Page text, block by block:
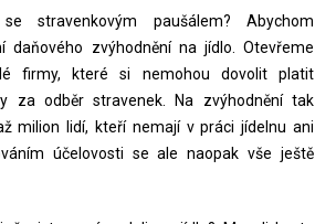
stravenkovým paušálem? Abychom
daňového zvýhodnění na jídlo. Otevřeme
firmy, které si nemohou dovolit platit
za odběr stravenek. Na zvýhodnění tak
milion lidí, kteří nemají v práci jídelnu ani
účelovosti se ale naopak vše ještě